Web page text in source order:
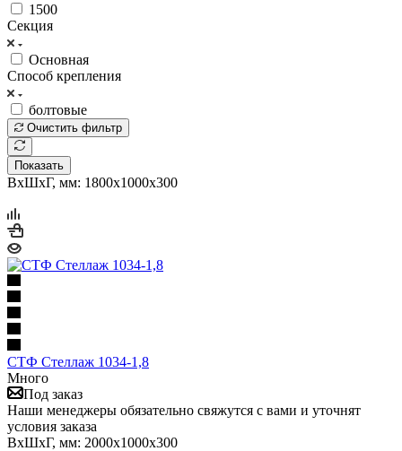
1500
Секция
Основная
Cпособ крепления
болтовые
Очистить фильтр
Показать
ВхШхГ, мм: 1800x1000x300
СТФ Стеллаж 1034-1,8
Много
Под заказ
Наши менеджеры обязательно свяжутся с вами и уточнят
условия заказа
ВхШхГ, мм: 2000x1000x300